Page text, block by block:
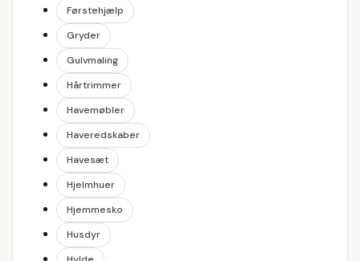
Førstehjælp
Gryder
Gulvmaling
Hårtrimmer
Havemøbler
Haveredskaber
Havesæt
Hjelmhuer
Hjemmesko
Husdyr